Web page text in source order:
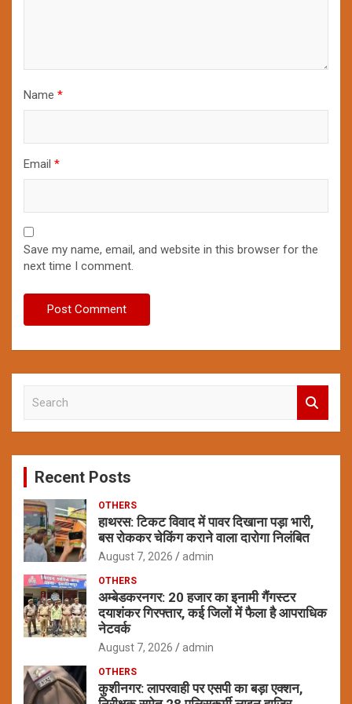
Name *
Email *
Save my name, email, and website in this browser for the
next time I comment.
c
Recent Posts
OTHERS
हाथरस: टिकट विवाद में पावर दिखाना पड़ा भारी,
बस रोककर चेकिंग कराने वाला दारोगा निलंबित
August 7, 2026 admin
OTHERS
अम्बेडकरनगर: 20 हजार का इनामी गैंगस्टर
दयाशंकर गिरफ्तार, कई जिलों में फैला है आपराधिक
नेटवर्क
August 7, 2026 admin
OTHERS
कुशीनगर: लापरवाही पर एसपी का बड़ा एक्शन,